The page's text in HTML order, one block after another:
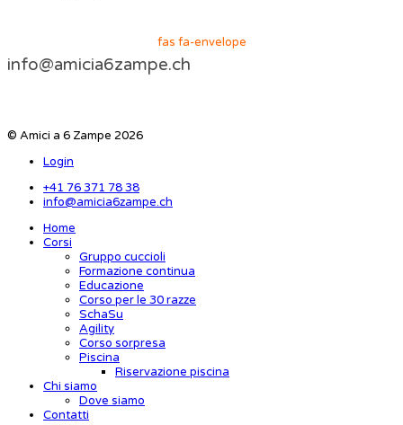
fas fa-envelope
info@amicia6zampe.ch
© Amici a 6 Zampe 2026
Login
+41 76 371 78 38
info@amicia6zampe.ch
Home
Corsi
Gruppo cuccioli
Formazione continua
Educazione
Corso per le 30 razze
SchaSu
Agility
Corso sorpresa
Piscina
Riservazione piscina
Chi siamo
Dove siamo
Contatti